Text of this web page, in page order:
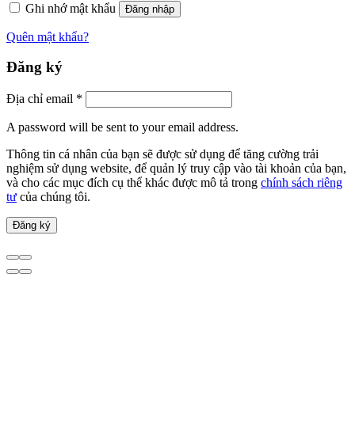
Ghi nhớ mật khẩu Đăng nhập
Quên mật khẩu?
Đăng ký
Địa chỉ email *
A password will be sent to your email address.
Thông tin cá nhân của bạn sẽ được sử dụng để tăng cường trải
nghiệm sử dụng website, để quản lý truy cập vào tài khoản của bạn,
và cho các mục đích cụ thể khác được mô tả trong chính sách riêng
tư của chúng tôi.
Đăng ký